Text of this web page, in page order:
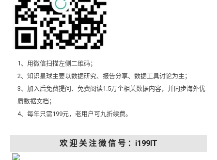
1、用微信扫描左侧二维码；
2、知识星球主要以数据研究、报告分享、数据工具讨论为主；
3、加入后免费提问、免费阅读1.5万个相关数据内容，并同步海外优
质数据文档；
4、每年只需199元，老用户可九折续费。
欢 迎 关 注 微 信 号 ：i199IT